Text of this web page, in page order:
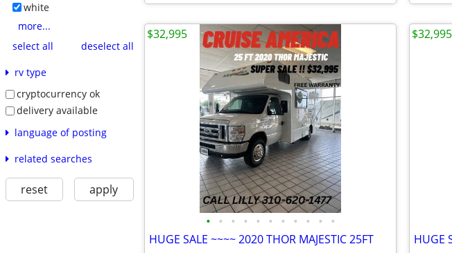
white
more...
select all
deselect all
rv type
cryptocurrency ok
delivery available
language of posting
related searches
reset apply
• • • • • • • • • • •
HUGE SALE ~~~~ 2020 THOR MAJESTIC 25FT
$32,995
HUGE
$32,995